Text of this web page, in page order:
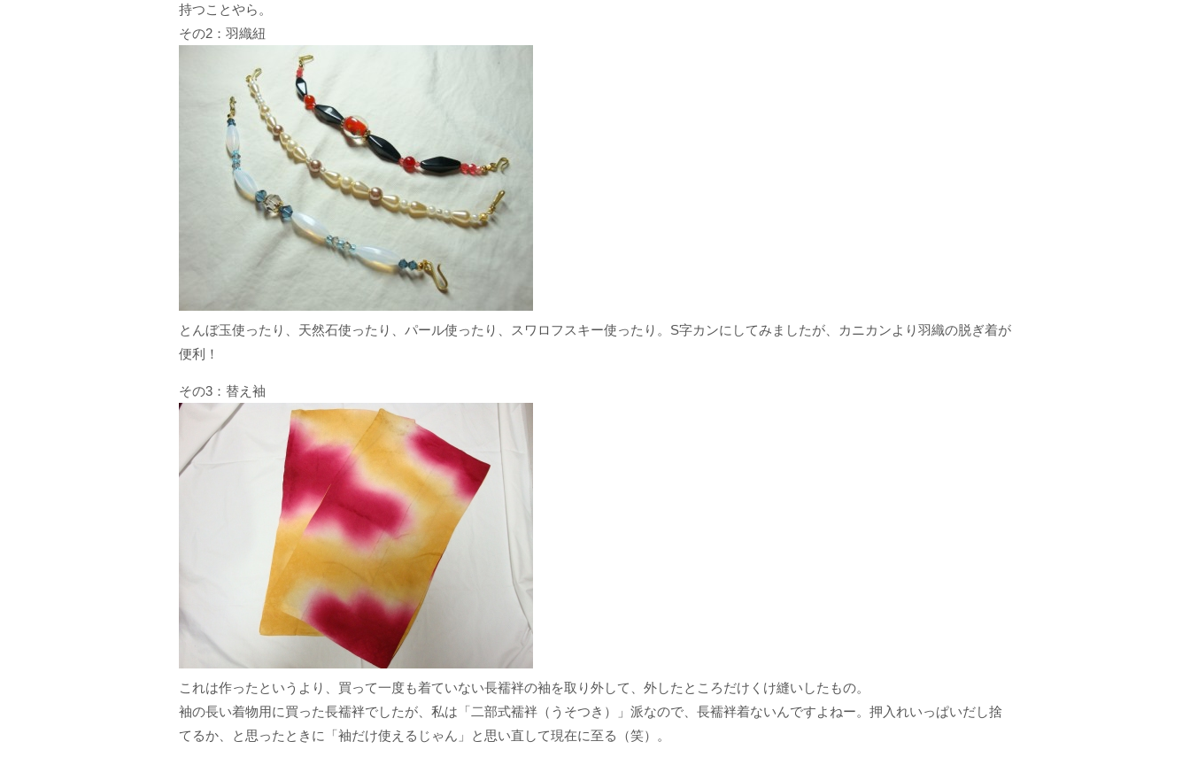
持つことやら。
その2：羽織紐
とんぼ玉使ったり、天然石使ったり、パール使ったり、スワロフスキー使ったり。S字カンにしてみましたが、カニカンより羽織の脱ぎ着が
便利！
その3：替え袖
これは作ったというより、買って一度も着ていない長襦袢の袖を取り外して、外したところだけくけ縫いしたもの。
袖の長い着物用に買った長襦袢でしたが、私は「二部式襦袢（うそつき）」派なので、長襦袢着ないんですよねー。押入れいっぱいだし捨
てるか、と思ったときに「袖だけ使えるじゃん」と思い直して現在に至る（笑）。